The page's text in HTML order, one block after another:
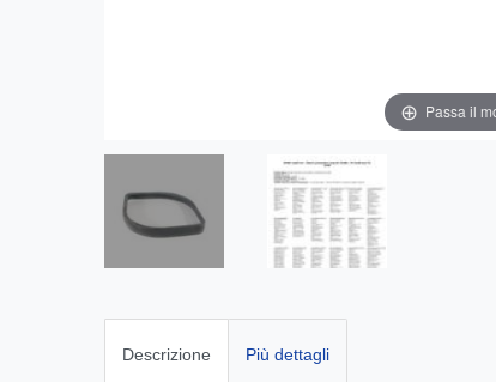
Passa il
Descrizione Più dettagli